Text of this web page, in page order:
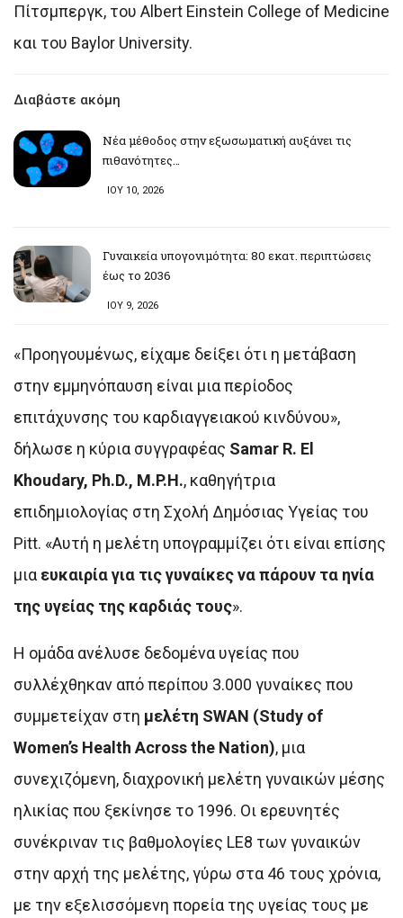
Πίτσμπεργκ, του Albert Einstein College of Medicine
και του Baylor University.
Διαβάστε ακόμη
Νέα μέθοδος στην εξωσωματική αυξάνει τις
πιθανότητες…
ΙΟΥ 10, 2026
Γυναικεία υπογονιμότητα: 80 εκατ. περιπτώσεις
έως το 2036
ΙΟΥ 9, 2026
«Προηγουμένως, είχαμε δείξει ότι η μετάβαση
στην εμμηνόπαυση είναι μια περίοδος
επιτάχυνσης του καρδιαγγειακού κινδύνου»,
δήλωσε η κύρια συγγραφέας Samar R. El
Khoudary, Ph.D., M.P.H., καθηγήτρια
επιδημιολογίας στη Σχολή Δημόσιας Υγείας του
Pitt. «Αυτή η μελέτη υπογραμμίζει ότι είναι επίσης
μια ευκαιρία για τις γυναίκες να πάρουν τα ηνία
της υγείας της καρδιάς τους».
Η ομάδα ανέλυσε δεδομένα υγείας που
συλλέχθηκαν από περίπου 3.000 γυναίκες που
συμμετείχαν στη μελέτη SWAN (Study of
Women’s Health Across the Nation), μια
συνεχιζόμενη, διαχρονική μελέτη γυναικών μέσης
ηλικίας που ξεκίνησε το 1996. Οι ερευνητές
συνέκριναν τις βαθμολογίες LE8 των γυναικών
στην αρχή της μελέτης, γύρω στα 46 τους χρόνια,
με την εξελισσόμενη πορεία της υγείας τους με